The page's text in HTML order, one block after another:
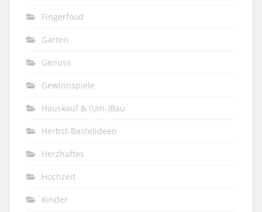
Fingerfood
Garten
Genuss
Gewinnspiele
Hauskauf & (Um-)Bau
Herbst-Bastelideen
Herzhaftes
Hochzeit
Kinder